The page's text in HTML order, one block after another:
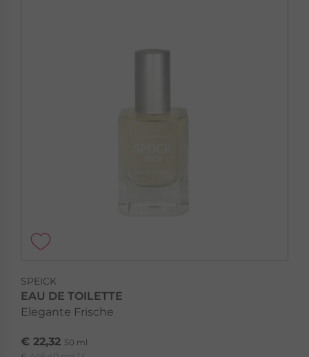
SPEICK
EAU DE TOILETTE
Elegante Frische
€ 22,32 50 ml